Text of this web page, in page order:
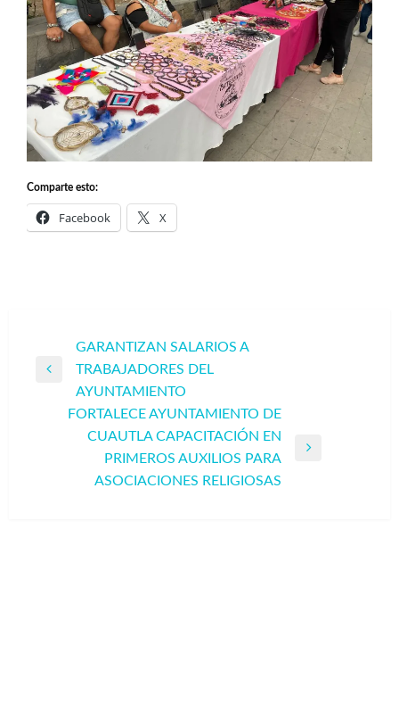
Comparte esto:
Facebook X
Navegación
de
entradas
GARANTIZAN SALARIOS A
TRABAJADORES DEL
AYUNTAMIENTO
FORTALECE AYUNTAMIENTO DE
CUAUTLA CAPACITACIÓN EN
PRIMEROS AUXILIOS PARA
ASOCIACIONES RELIGIOSAS